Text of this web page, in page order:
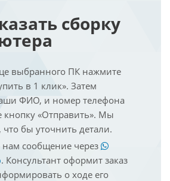
сборку
выбранного ПК нажмите
в 1 клик». Затем
ФИО, и номер телефона
кнопку «Отправить». Мы
бы уточнить детали.
сообщение через
. Консультант оформит заказ
о ходе его